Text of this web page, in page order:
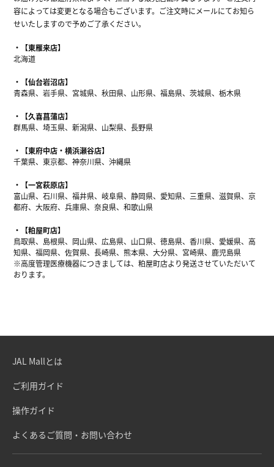
容によっては変更となる場合もございます。ご注文時にメールにてお知ら
せいたしますので予めご了承ください。
【東雁来店】
北海道
【仙台岩沼店】
青森県、岩手県、宮城県、秋田県、山形県、福島県、茨城県、栃木県
【久喜菖蒲店】
群馬県、埼玉県、新潟県、山梨県、長野県
【東府中店・横浜瀬谷店】
千葉県、東京都、神奈川県、沖縄県
【一宮萩原店】
富山県、石川県、福井県、岐阜県、静岡県、愛知県、三重県、滋賀県、京
都府、大阪府、兵庫県、奈良県、和歌山県
【粕屋町店】
鳥取県、島根県、岡山県、広島県、山口県、徳島県、香川県、愛媛県、高
知県、福岡県、佐賀県、長崎県、熊本県、大分県、宮崎県、鹿児島県
※高度管理医療機器につきましては、粕屋町店より発送させていただいて
おります。
JAL Mallとは
ご利用ガイド
操作ガイド
よくあるご質問・お問い合わせ